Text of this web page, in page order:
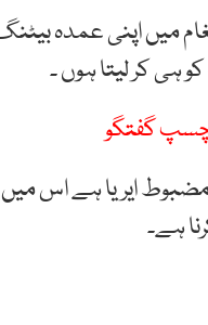
میں اپنی عمدہ
ہی کر لیتا ہوں ۔
گفتگو
مضبوط ایریا ہے اس میں
ہے۔